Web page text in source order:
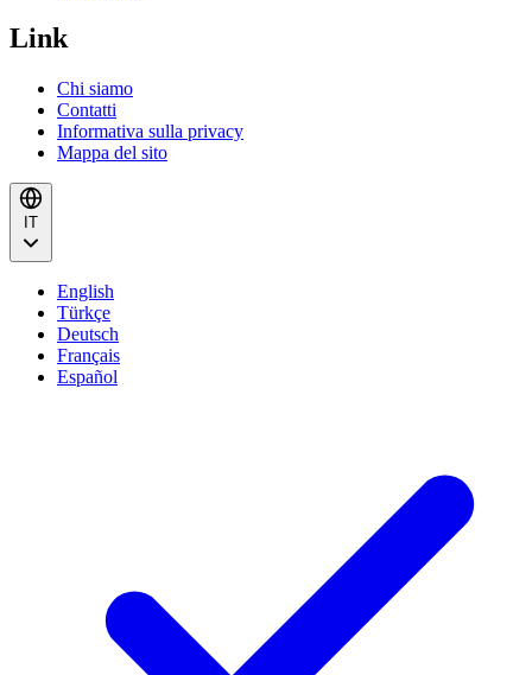
Link
Chi siamo
Contatti
Informativa sulla privacy
Mappa del sito
English
Türkçe
Deutsch
Français
Español